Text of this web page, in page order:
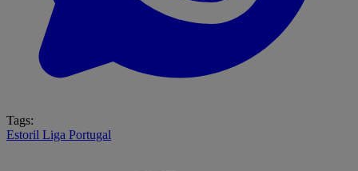
Tags:
Estoril Liga Portugal